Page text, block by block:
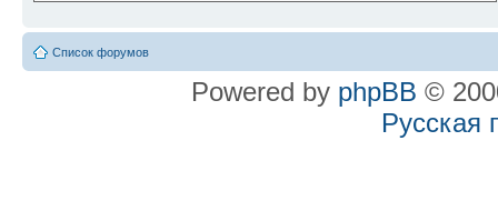
Список форумов
Powered by phpBB ©
Русская